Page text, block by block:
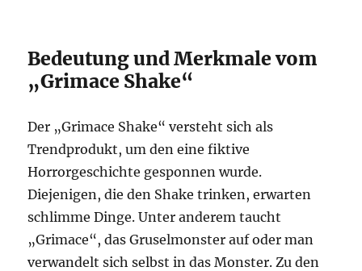
Bedeutung und Merkmale vom
„Grimace Shake“
Der „Grimace Shake“ versteht sich als
Trendprodukt, um den eine fiktive
Horrorgeschichte gesponnen wurde.
Diejenigen, die den Shake trinken, erwarten
schlimme Dinge. Unter anderem taucht
„Grimace“, das Gruselmonster auf oder man
verwandelt sich selbst in das Monster. Zu den